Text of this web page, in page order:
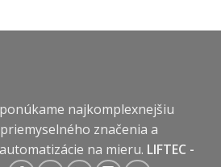
najkomplexnejšiu
značenia a
na mieru. LIFTEC -